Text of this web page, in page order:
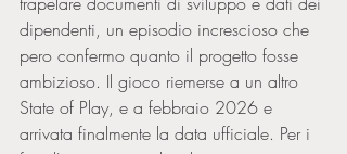
dipendenti, un episodio increscioso che
pero confermo quanto il progetto fosse
ambizioso. Il gioco riemerse a un altro
State of Play, e a febbraio 2026 e
arrivata finalmente la data ufficiale. Per i